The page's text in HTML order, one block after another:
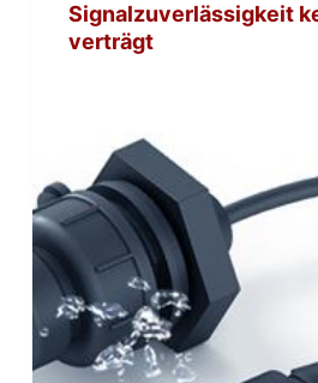
n
Signalzuverlässigkeit
verträgt